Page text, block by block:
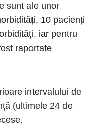
sunt ale unor
10 pacienți
iar pentru
raportate
intervalului de
(ultimele 24 de